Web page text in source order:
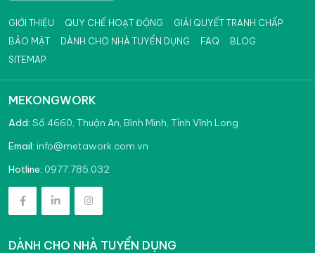
GIỚI THIỆU QUY CHẾ HOẠT ĐỘNG
GIẢI QUYẾT TRANH CHẤP
BẢO MẬT
DÀNH CHO NHÀ TUYỂN DỤNG FAQ
BLOG
SITEMAP
MEKONGWORK
Add: Số 4660, Thuận An, Bình Minh, Tỉnh Vĩnh Long
Email: info@metawork.com.vn
Hotline: 0977.785.032
DÀNH CHO NHÀ TUYỂN DỤNG